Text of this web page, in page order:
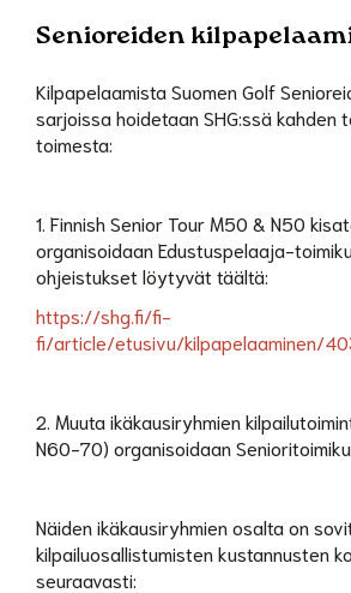
Senioreiden
Kilpapelaamista Suomen Golf
sarjoissa hoidetaan SHG:ssä kahden
toimesta:
1. Finnish Senior Tour M50 & N50
organisoidaan Edustuspelaaja-
ohjeistukset löytyvät täältä:
https://shg.fi/fi-
fi/article/etusivu/kilpapelaaminen/
2. Muuta ikäkausiryhmien
N60-70) organisoidaan
Näiden ikäkausiryhmien osalta on
kilpailuosallistumisten kustannusten
seuraavasti: